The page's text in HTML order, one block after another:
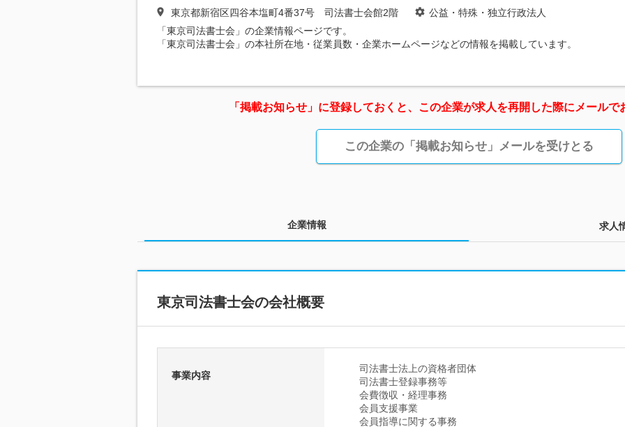
東京都新宿区四谷本塩町4番37号 司法書士会館2階
公益・特殊・独立行政法人
「東京司法書士会」の企業情報ページです。
「東京司法書士会」の本社所在地・従業員数・企業ホームページなどの情報を掲載しています。
「掲載お知らせ」に登録しておくと、この企業が求人を再開した際にメールで
この企業の「掲載お知らせ」メールを受けとる
企業情報 求人
東京司法書士会の会社概要
事業内容
司法書士法上の資格者団体
司法書士登録事務等
会費徴収・経理事務
会員支援事業
会員指導に関する事務